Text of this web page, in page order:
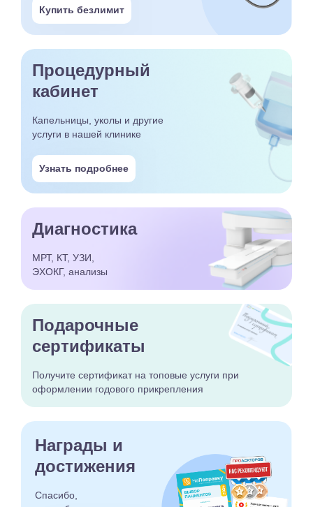
Купить безлимит
Процедурный
кабинет
Капельницы, уколы и другие
услуги в нашей клинике
Узнать подробнее
Диагностика
МРТ, КТ, УЗИ,
ЭХОКГ, анализы
Подарочные
сертификаты
Получите сертификатна топовые услуги при
оформлении годового прикрепления
Награды и
достижения
Спасибо,